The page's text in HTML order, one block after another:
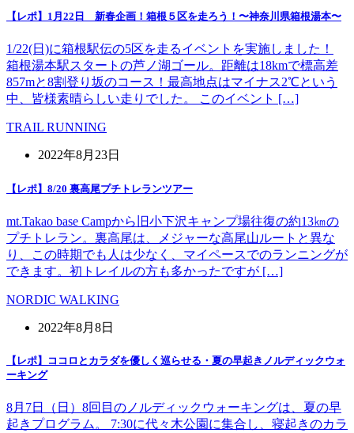
【レポ】1月22日 新春企画！箱根５区を走ろう！〜神奈川県箱根湯本〜
1/22(日)に箱根駅伝の5区を走るイベントを実施しました！
箱根湯本駅スタートの芦ノ湖ゴール。距離は18kmで標高差
857mと8割登り坂のコース！最高地点はマイナス2℃という
中、皆様素晴らしい走りでした。 このイベント […]
TRAIL RUNNING
2022年8月23日
【レポ】8/20 裏高尾プチトレランツアー
mt.Takao base Campから旧小下沢キャンプ場往復の約13㎞の
プチトレラン。裏高尾は、メジャーな高尾山ルートと異な
り、この時期でも人は少なく、マイペースでのランニングが
できます。初トレイルの方も多かったですが […]
NORDIC WALKING
2022年8月8日
【レポ】ココロとカラダを優しく巡らせる・夏の早起きノルディックウォ
ーキング
8月7日（日）8回目のノルディックウォーキングは、夏の早
起きプログラム。 7:30に代々木公園に集合し、寝起きのカラ